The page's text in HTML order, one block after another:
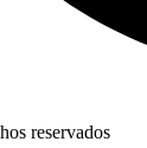
reservados